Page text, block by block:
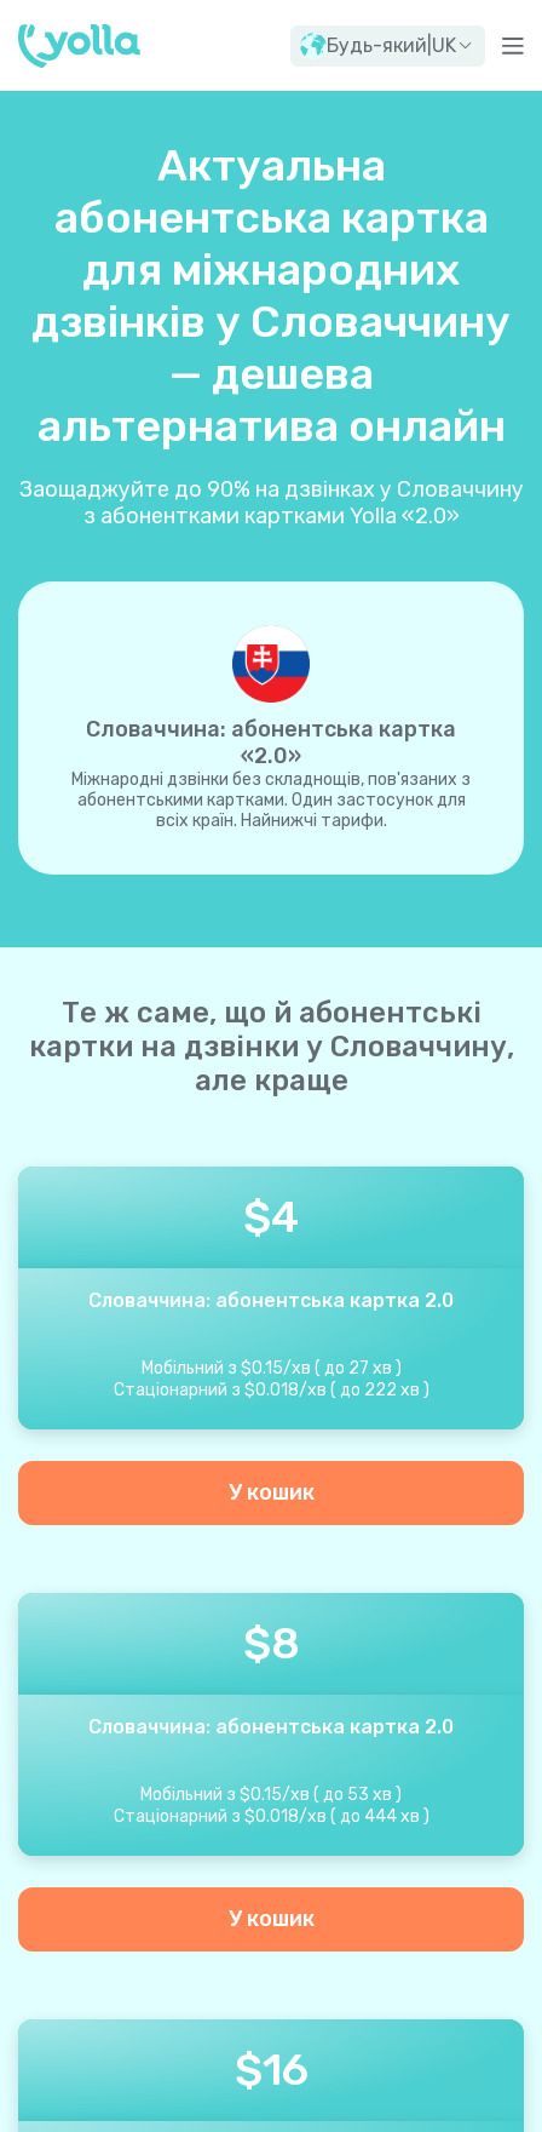
Будь-який UK
Актуальна
абонентська картка
для міжнародних
дзвінків у Словаччину
— дешева
альтернатива онлайн
Заощаджуйте до 90% на дзвінках у Словаччину
з абонентками картками Yolla «2.0»
Словаччина: абонентська картка
«2.0»
Міжнародні дзвінки без складнощів, пов'язаних з
абонентськими картками. Один застосунок для
всіх країн. Найнижчі тарифи.
Те ж саме, що й абонентські
картки на дзвінки у Словаччину,
але краще
$4
Словаччина: абонентська картка 2.0
Мобільний з $0.15/хв ( до 27 хв )
Стаціонарний з $0.018/хв ( до 222 хв )
У кошик
$8
Словаччина: абонентська картка 2.0
Мобільний з $0.15/хв ( до 53 хв )
Стаціонарний з $0.018/хв ( до 444 хв )
У кошик
$16